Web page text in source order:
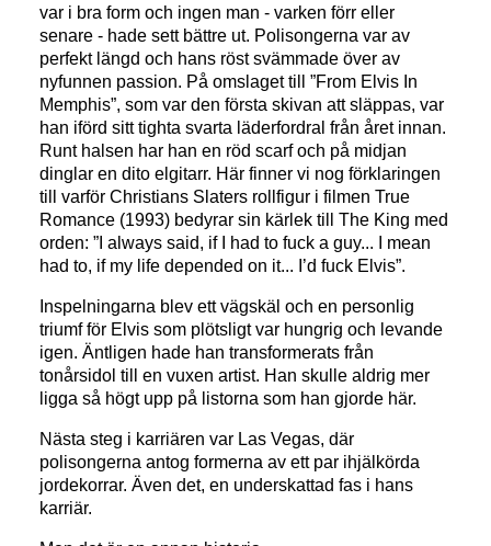
var i bra form och ingen man - varken förr eller
senare - hade sett bättre ut. Polisongerna var av
perfekt längd och hans röst svämmade över av
nyfunnen passion. På omslaget till ”From Elvis In
Memphis”, som var den första skivan att släppas, var
han iförd sitt tighta svarta läderfordral från året innan.
Runt halsen har han en röd scarf och på midjan
dinglar en dito elgitarr. Här finner vi nog förklaringen
till varför Christians Slaters rollfigur i filmen True
Romance (1993) bedyrar sin kärlek till The King med
orden: ”I always said, if I had to fuck a guy... I mean
had to, if my life depended on it... I’d fuck Elvis”.
Inspelningarna blev ett vägskäl och en personlig
triumf för Elvis som plötsligt var hungrig och levande
igen. Äntligen hade han transformerats från
tonårsidol till en vuxen artist. Han skulle aldrig mer
ligga så högt upp på listorna som han gjorde här.
Nästa steg i karriären var Las Vegas, där
polisongerna antog formerna av ett par ihjälkörda
jordekorrar. Även det, en underskattad fas i hans
karriär.